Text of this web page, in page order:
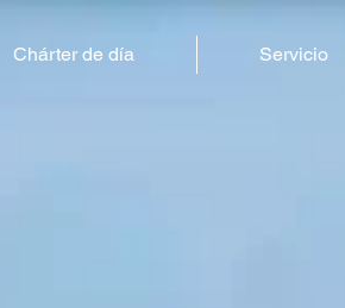
Chárter de día Servicio